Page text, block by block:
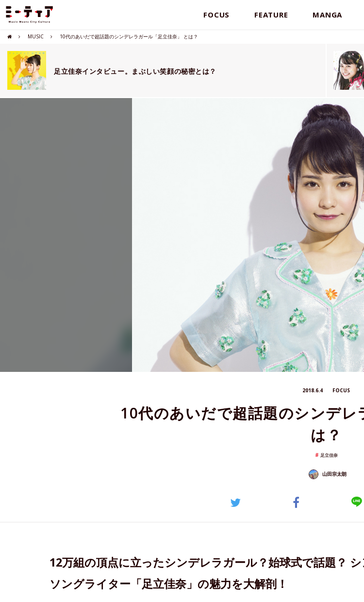
FOCUS FEATURE MANGA
MUSIC 10代のあいだで超話題のシンデレラガール「足立佳奈」 とは？
足立佳奈インタビュー。まぶしい笑顔の秘密とは？
2018.6.4 FOCUS
10代のあいだで超話題のシンデレ
は？
足立佳奈
山田宗太朗
12万組の頂点に立ったシンデレラガール？始球式で話題？
ソングライター「足立佳奈」の魅力を大解剖！